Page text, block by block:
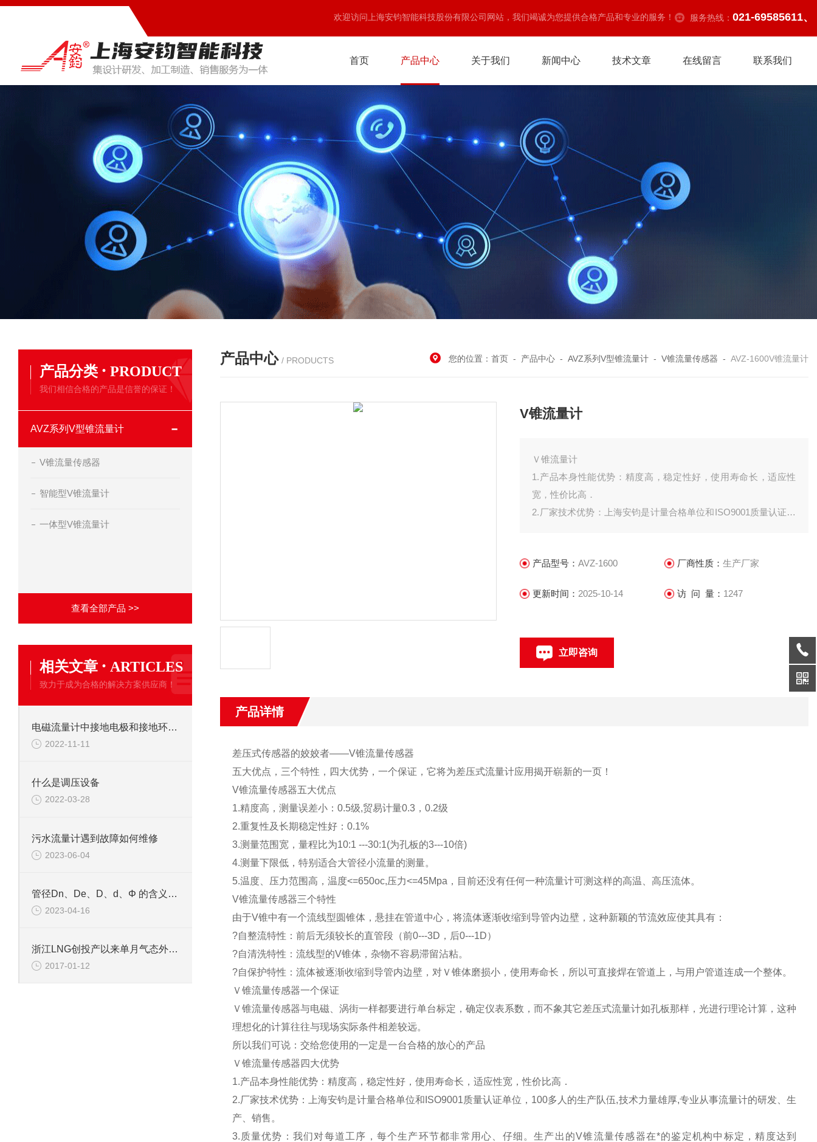
欢迎访问上海安钧智能科技股份有限公司网站，我们竭诚为您提供合格产品和专业的服务！ 服务热线： 021-69585611、
首页 产品中心 关于我们 新闻中心 技术文章 在线留言 联系我们
产品分类 · PRODUCT
我们相信合格的产品是信誉的保证！
AVZ系列V型锥流量计
V锥流量传感器
智能型V锥流量计
一体型V锥流量计
查看全部产品 >>
相关文章 · ARTICLES
致力于成为合格的解决方案供应商！
电磁流量计中接地电极和接地环的区分
2022-11-11
什么是调压设备
2022-03-28
污水流量计遇到故障如何维修
2023-06-04
管径Dn、De、D、d、Φ 的含义和区别
2023-04-16
浙江LNG创投产以来单月气态外输新高
2017-01-12
产品中心 / PRODUCTS 您的位置： 首页 - 产品中心 - AVZ系列V型锥流量计 - V锥流量传感器 - AVZ-1600V锥流量计
V锥流量计
Ｖ锥流量计
1.产品本身性能优势：精度高，稳定性好，使用寿命长，适应性
宽，性价比高．
2.厂家技术优势：上海安钧是计量合格单位和ISO9001质量认证单
3.质量优势：我们对每道工序，每个生产环节都非常用心、仔细。
+-0.07%，既万分之七的误差。
产品型号：AVZ-1600 厂商性质： 生产厂家
更新时间： 2025-10-14 访 问 量： 1247
立即咨询
产品详情
差压式传感器的姣姣者——V锥流量传感器
五大优点，三个特性，四大优势，一个保证，它将为差压式流量计应用揭开崭新的一页！
V锥流量传感器五大优点
1.精度高，测量误差小：0.5级,贸易计量0.3，0.2级
2.重复性及长期稳定性好：0.1%
3.测量范围宽，量程比为10:1 ---30:1(为孔板的3---10倍)
4.测量下限低，特别适合大管径小流量的测量。
5.温度、压力范围高，温度<=650oc,压力<=45Mpa，目前还没有任何一种流量计可测这样的高温、高压流体。
V锥流量传感器三个特性
由于V锥中有一个流线型圆锥体，悬挂在管道中心，将流体逐渐收缩到导管内边壁，这种新颖的节流效应使其具有：
?自整流特性：前后无须较长的直管段（前0---3D，后0---1D）
?自清洗特性：流线型的V锥体，杂物不容易滞留沾粘。
?自保护特性：流体被逐渐收缩到导管内边壁，对Ｖ锥体磨损小，使用寿命长，所以可直接焊在管道上，与用户管道连成一个整体。
Ｖ锥流量传感器一个保证
Ｖ锥流量传感器与电磁、涡街一样都要进行单台标定，确定仪表系数，而不象其它差压式流量计如孔板那样，光进行理论计算，这种
理想化的计算往往与现场实际条件相差较远。
所以我们可说：交给您使用的一定是一台合格的放心的产品
Ｖ锥流量传感器四大优势
1.产品本身性能优势：精度高，稳定性好，使用寿命长，适应性宽，性价比高．
2.厂家技术优势：上海安钧是计量合格单位和ISO9001质量认证单位，100多人的生产队伍,技术力量雄厚,专业从事流量计的研发、生
产、销售。
3.质量优势：我们对每道工序，每个生产环节都非常用心、仔细。生产出的V锥流量传感器在*的鉴定机构中标定，精度达到